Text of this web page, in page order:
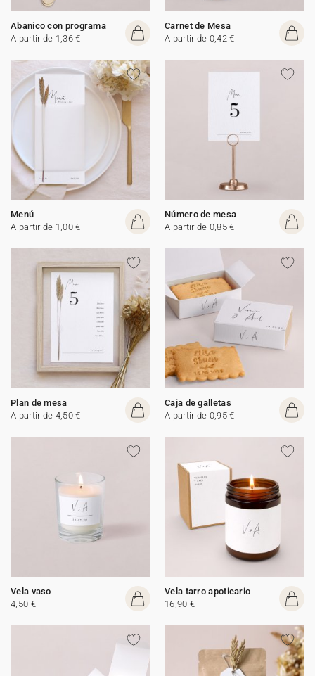
Abanico con programa
A partir de 1,36 €
Carnet de Mesa
A partir de 0,42 €
Menú
A partir de 1,00 €
Número de mesa
A partir de 0,85 €
Plan de mesa
A partir de 4,50 €
Caja de galletas
A partir de 0,95 €
Vela vaso
4,50 €
Vela tarro apoticario
16,90 €